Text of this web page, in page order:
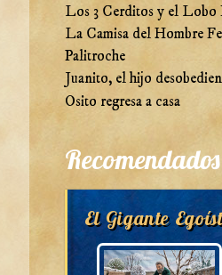
Los 3 Cerditos y el Lobo
La Camisa del Hombre
Palitroche
Juanito, el hijo
Osito regresa a casa
Recomendados
El Gigante